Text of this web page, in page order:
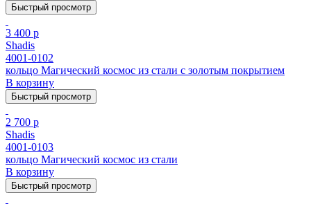
Быстрый просмотр
3 400 р
Shadis
4001-0102
кольцо Магический космос из стали с золотым покрытием
В корзину
Быстрый просмотр
2 700 р
Shadis
4001-0103
кольцо Магический космос из стали
В корзину
Быстрый просмотр